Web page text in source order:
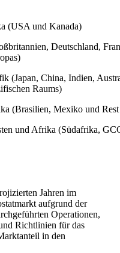
(USA und Kanada)
Deutschland,
(Japan, China, Indien,
Raums)
(Brasilien, Mexiko und
und Afrika (Südafrika,
Jahren im
aufgrund der
Operationen,
Richtlinien für das
in den